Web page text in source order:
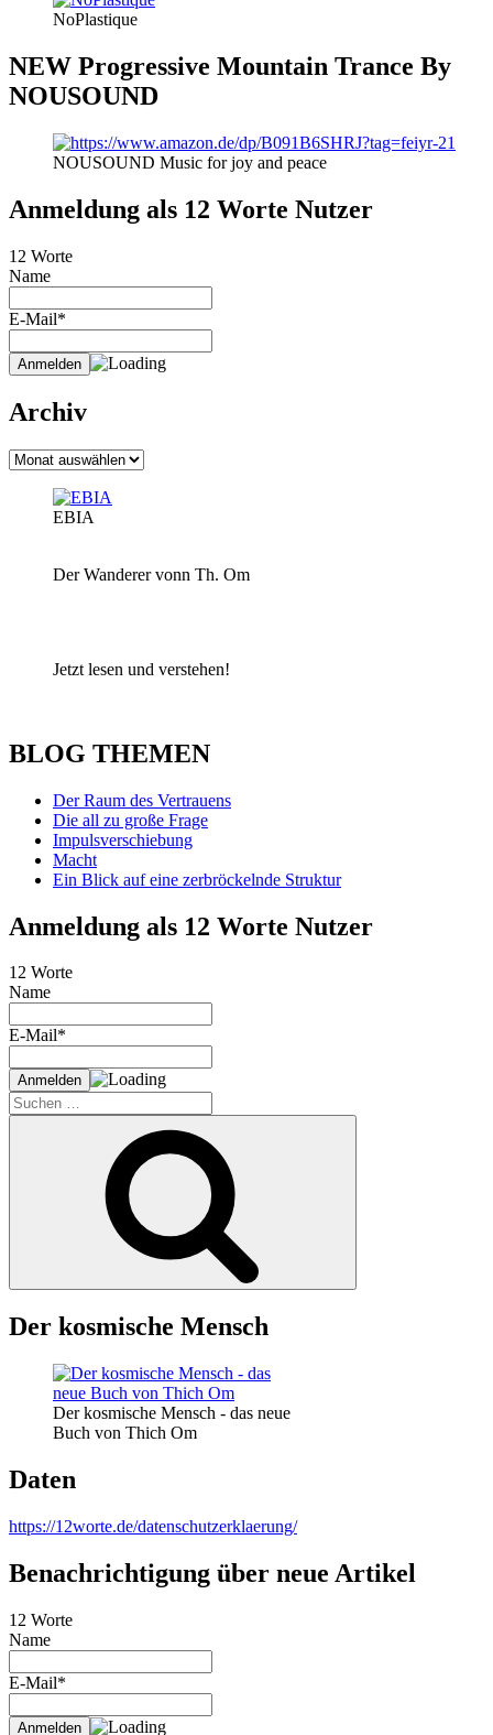
NoPlastique
NEW Progressive Mountain Trance By
NOUSOUND
NOUSOUND Music for joy and peace
Anmeldung als 12 Worte Nutzer
12 Worte
Name
E-Mail*
Archiv
Archiv
EBIA
Der Wanderer vonn Th. Om
Jetzt lesen und verstehen!
BLOG THEMEN
Der Raum des Vertrauens
Die all zu große Frage
Impulsverschiebung
Macht
Ein Blick auf eine zerbröckelnde Struktur
Anmeldung als 12 Worte Nutzer
12 Worte
Name
E-Mail*
Suche
nach:
Der kosmische Mensch
Der kosmische Mensch - das neue
Buch von Thich Om
Daten
https://12worte.de/datenschutzerklaerung/
Benachrichtigung über neue Artikel
12 Worte
Name
E-Mail*